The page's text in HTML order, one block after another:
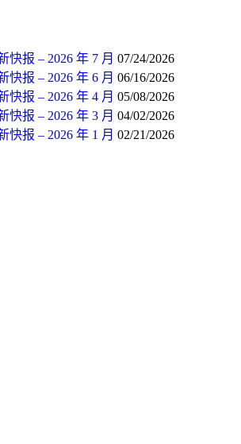
快报 – 2026 年 7 月 07/24/2026
快报 – 2026 年 6 月 06/16/2026
快报 – 2026 年 4 月 05/08/2026
快报 – 2026 年 3 月 04/02/2026
快报 – 2026 年 1 月 02/21/2026